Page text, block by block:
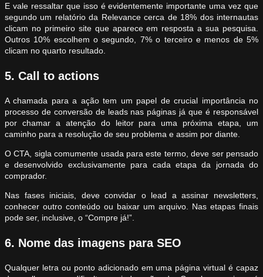
E vale ressaltar que isso é evidentemente importante uma vez que
segundo um relatório da Relevance cerca de 18% dos internautas
clicam no primeiro site que aparece em resposta a sua pesquisa.
Outros 10% escolhem o segundo, 7% o terceiro e menos de 5%
clicam no quarto resultado.
5. Call to actions
A chamada para a ação tem um papel de crucial importância no
processo de conversão de leads nas páginas já que é responsável
por chamar a atenção do leitor para uma próxima etapa, um
caminho para a resolução de seu problema e assim por diante.
O CTA, sigla comumente usada para este termo, deve ser pensado
e desenvolvido exclusivamente para cada etapa da jornada do
comprador.
Nas fases iniciais, deve convidar o lead a assinar newsletters,
conhecer outro conteúdo ou baixar um arquivo. Nas etapas finais
pode ser, inclusive, o “Compre já!”.
6. Nome das imagens para SEO
Qualquer letra ou ponto adicionado em uma página virtual é capaz